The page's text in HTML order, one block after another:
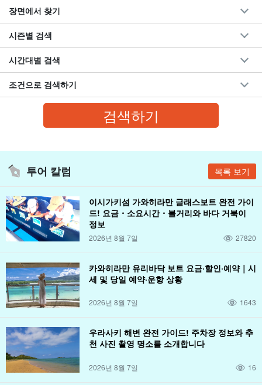
장면에서 찾기
시즌별 검색
시간대별 검색
조건으로 검색하기
투어 칼럼 목록 보기
이시가키섬 가와히라만 글래스보트 완전 가이
드! 요금・소요시간・볼거리와 바다 거북이
정보
2026년 8월 7일 27820
카와히라만 유리바닥 보트 요금·할인·예약｜시
세 및 당일 예약·운항 상황
2026년 8월 7일 1643
우라사키 해변 완전 가이드! 주차장 정보와 추
천 사진 촬영 명소를 소개합니다
2026년 8월 7일 16